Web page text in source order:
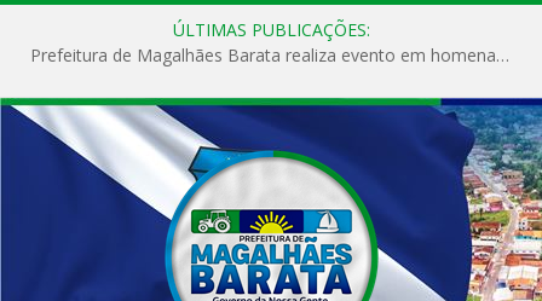
ÚLTIMAS PUBLICAÇÕES:
Prefeitura de Magalhães Barata realiza evento em homenagem ao Dia Internacional da Mulher